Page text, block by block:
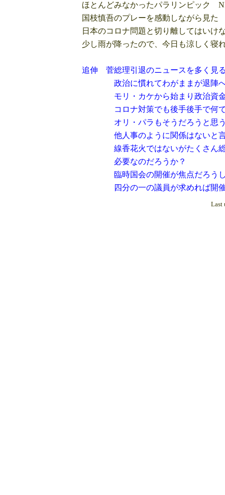
ほとんどみなかったパラリンピック
国枝慎吾のプレーを感動しながら見た
日本のコロナ問題と切り離してはいけ
少し雨が降ったので、今日も涼しく寝
追伸 菅総理引退のニュースを多く見
政治に慣れてわがままが退陣へつ
モリ・カケから始まり政治資金の
コロナ対策でも後手後手で何で科
オリ・パラもそうだろうと思うが
他人事のように関係はないと言い
線香花火ではないがたくさん総裁
必要なのだろうか？
臨時国会の開催が焦点だろうし、
四分の一の議員が求めれば開催す
Last